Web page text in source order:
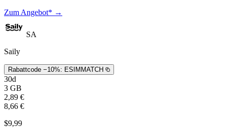
Zum Angebot* →
SA
Saily
Rabattcode −10%: ESIMMATCH
30d
3 GB
2,89 €
8,66 €
$9,99